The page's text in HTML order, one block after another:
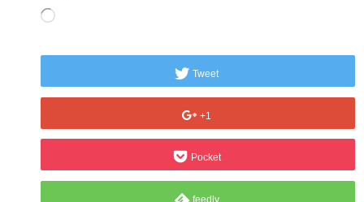
読
Tweet
+1
Pocket
feedly